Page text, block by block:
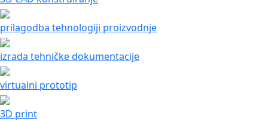
prilagodba tehnologiji proizvodnje
izrada tehničke dokumentacije
virtualni prototip
3D print